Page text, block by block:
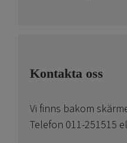
Kontakta oss
Vi finns bakom
Telefon 011-251515